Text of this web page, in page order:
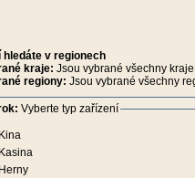
hledáte v regionech
kraje: Jsou vybrané všechny
regiony: Jsou vybrané všechny
Vyberte typ zařízení
Kina
Kasina
Herny